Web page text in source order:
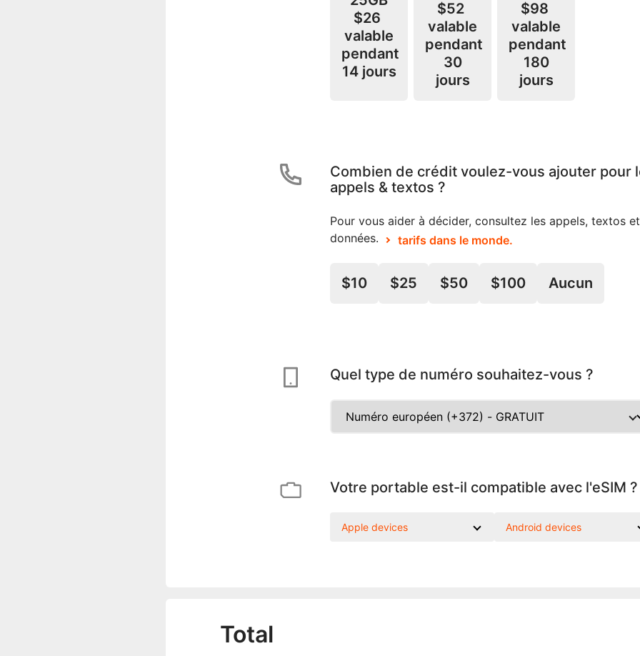
$26
valable
pendant
14 jours
$52
valable
pendant
30
jours
$98
valable
pendant
180
jours
Combien de crédit voulez-vous ajouter pour
appels & textos ?
Pour vous aider à décider, consultez les appels, textos et
données.
tarifs dans le monde.
$10 $25 $50 $100 Aucun
Quel type de numéro souhaitez-vous ?
Votre portable est-il compatible avec l'eSIM ?
Apple devices Android devices
Total